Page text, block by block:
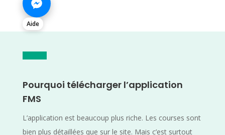
Aide
Pourquoi télécharger l’application
FMS
L’application est beaucoup plus riche. Les courses sont
bien plus détaillées que sur le site. Mais c’est surtout